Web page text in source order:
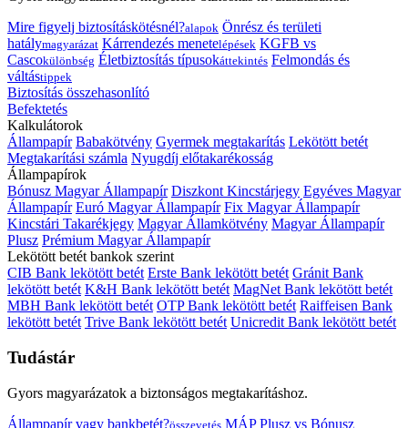
Mire figyelj biztosításkötésnél?alapok Önrész és területi
hatálymagyarázat Kárrendezés menetelépések KGFB vs
Cascokülönbség Életbiztosítás típusokáttekintés Felmondás és
váltástippek
Biztosítás összehasonlító
Befektetés
Kalkulátorok
Állampapír Babakötvény Gyermek megtakarítás Lekötött betét
Megtakarítási számla Nyugdíj előtakarékosság
Állampapírok
Bónusz Magyar Állampapír Diszkont Kincstárjegy Egyéves Magyar
Állampapír Euró Magyar Állampapír Fix Magyar Állampapír
Kincstári Takarékjegy Magyar Államkötvény Magyar Állampapír
Plusz Prémium Magyar Állampapír
Lekötött betét bankok szerint
CIB Bank lekötött betét Erste Bank lekötött betét Gránit Bank
lekötött betét K&H Bank lekötött betét MagNet Bank lekötött betét
MBH Bank lekötött betét OTP Bank lekötött betét Raiffeisen Bank
lekötött betét Trive Bank lekötött betét Unicredit Bank lekötött betét
Tudástár
Gyors magyarázatok a biztonságos megtakarításhoz.
Állampapír vagy bankbetét?összevetés MÁP Plusz vs Bónusz